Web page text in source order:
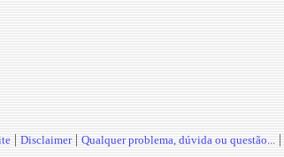
| Disclaimer| Qualquer problema, dúvida ou questão... |